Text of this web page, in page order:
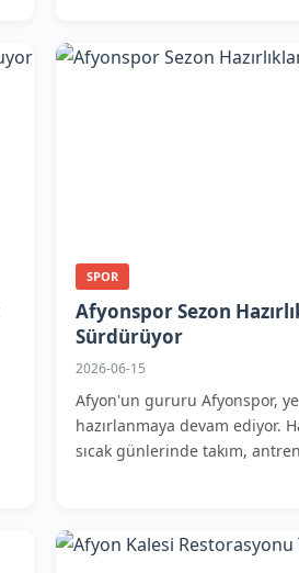
SPOR
Afyonspor Sezon
Sürdürüyor
2026-06-15
Afyon'un gururu Afyonspor,
hazırlanmaya devam ediyor.
sıcak günlerinde takım,